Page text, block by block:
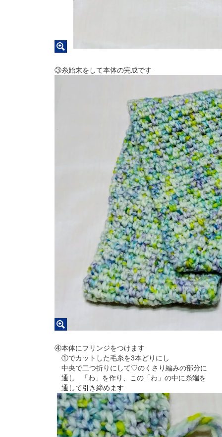
③糸始末をして本体の完成です
④本体にフリンジをつけます
①でカットした毛糸を3本どりにし
中央で二つ折りにして♡のくさり編みの部分に
通し 「わ」を作り、この「わ」の中に糸端を
通して引き締めます